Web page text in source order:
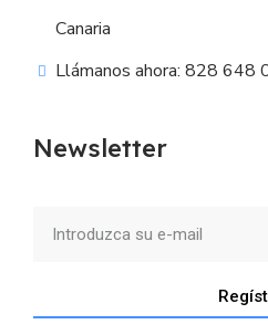
Canaria
Llámanos ahora: 828 648
Newsletter